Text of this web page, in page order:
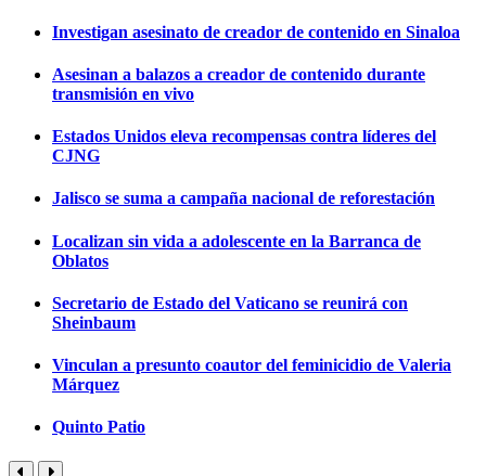
Investigan asesinato de creador de contenido en Sinaloa
Asesinan a balazos a creador de contenido durante
transmisión en vivo
Estados Unidos eleva recompensas contra líderes del
CJNG
Jalisco se suma a campaña nacional de reforestación
Localizan sin vida a adolescente en la Barranca de
Oblatos
Secretario de Estado del Vaticano se reunirá con
Sheinbaum
Vinculan a presunto coautor del feminicidio de Valeria
Márquez
Quinto Patio